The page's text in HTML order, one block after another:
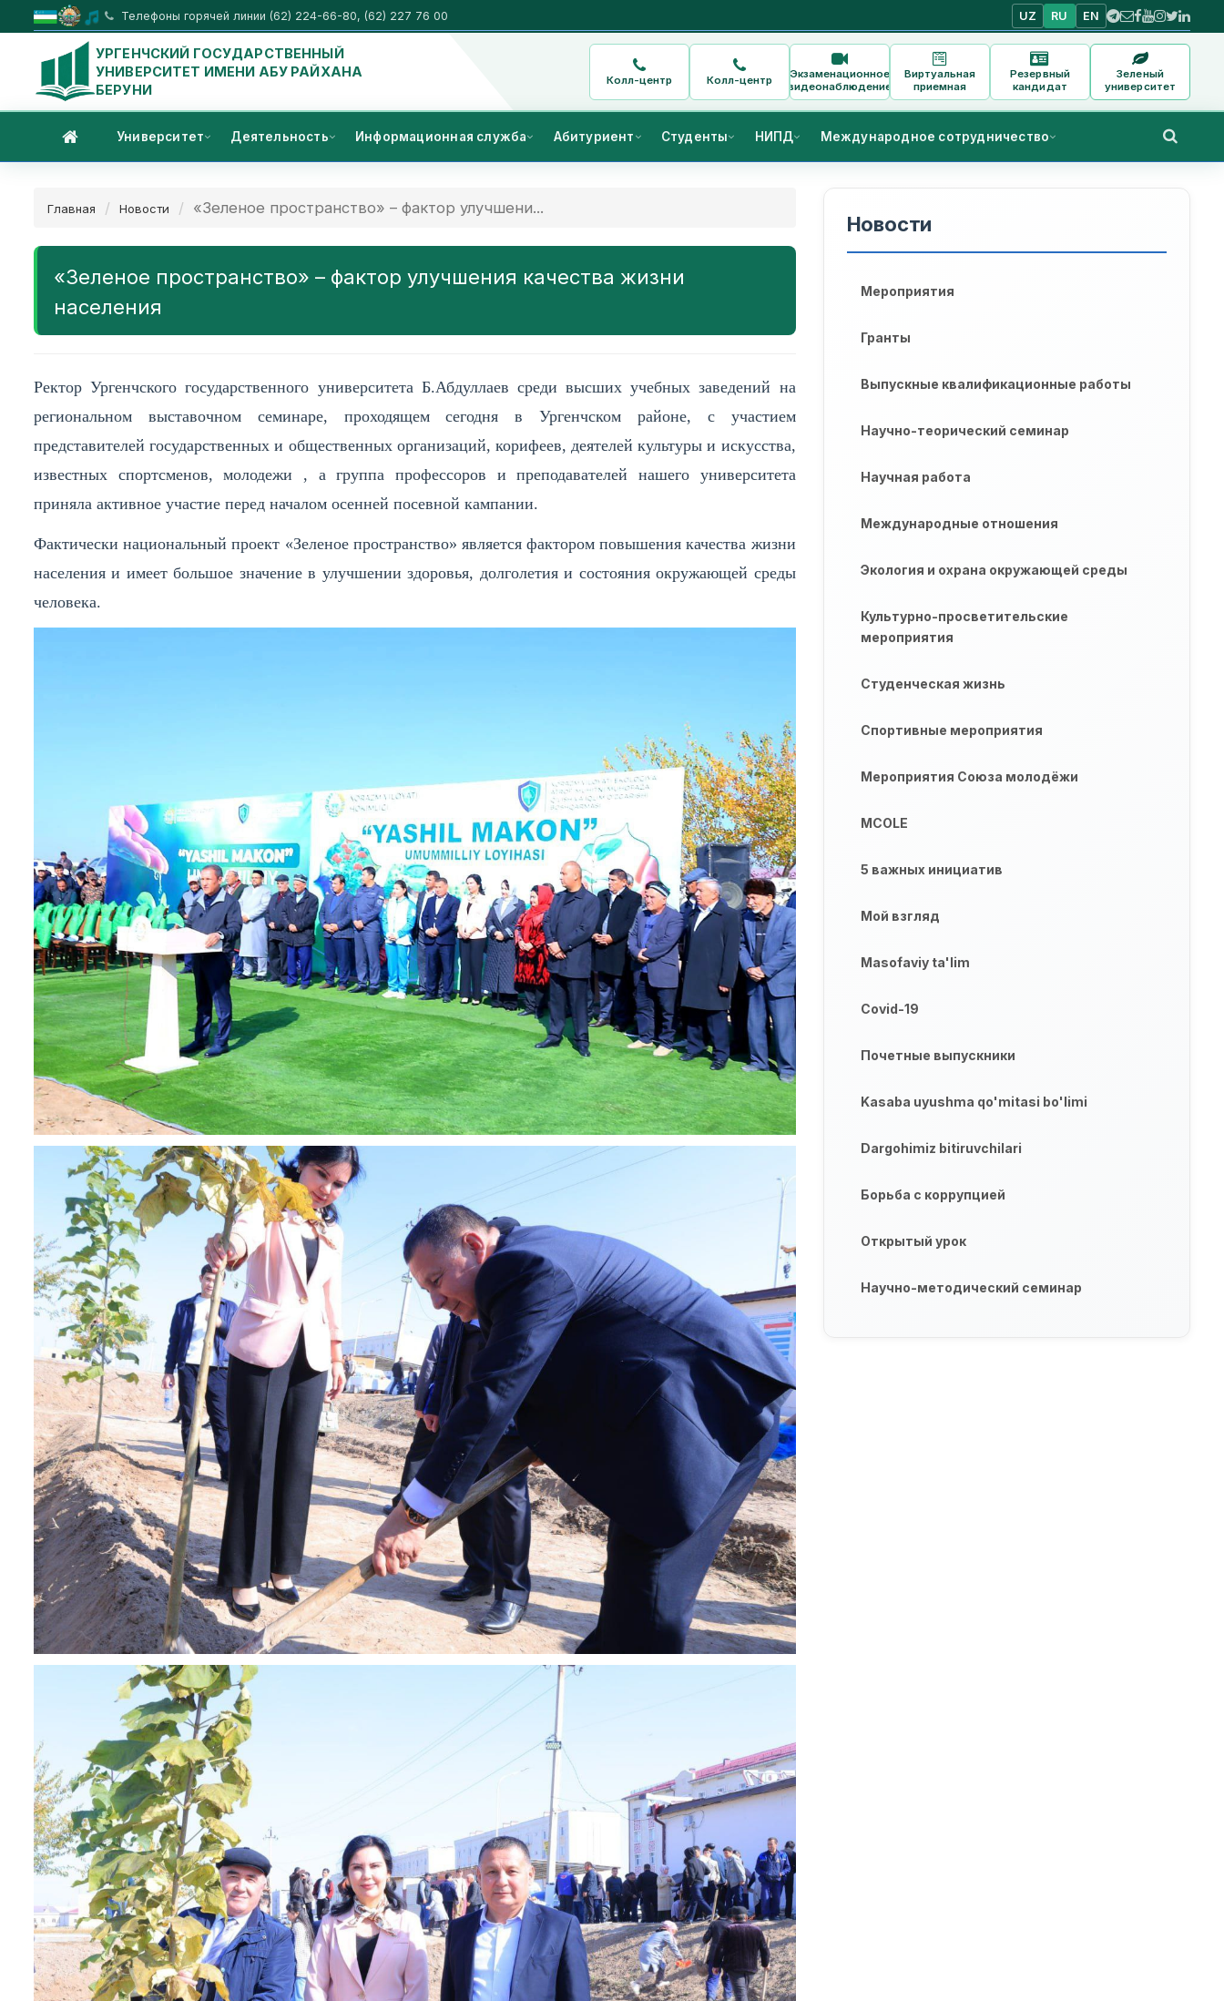
Телефоны горячей линии (62) 224-66-80, (62) 227 76 00 UZ RU EN
УРГЕНЧСКИЙ ГОСУДАРСТВЕННЫЙ
УНИВЕРСИТЕТ ИМЕНИ АБУ РАЙХАНА
БЕРУНИ
Колл-центр Колл-центр
Экзаменационное
видеонаблюдение
Виртуальная
приемная
Резервный
кандидат
Зеленый
университет
Университет Деятельность Информационная служба Абитуриент Студенты НИПД Международное сотрудничество
Главная Новости «Зеленое пространство» – фактор улучшени...
«Зеленое пространство» – фактор улучшения качества жизни
населения
Ректор Ургенчского государственного университета Б.Абдуллаев среди высших учебных заведений на
региональном выставочном семинаре, проходящем сегодня в Ургенчском районе, с участием
представителей государственных и общественных организаций, корифеев, деятелей культуры и искусства,
известных спортсменов, молодежи , а группа профессоров и преподавателей нашего университета
приняла активное участие перед началом осенней посевной кампании.
Фактически национальный проект «Зеленое пространство» является фактором повышения качества жизни
населения и имеет большое значение в улучшении здоровья, долголетия и состояния окружающей среды
человека.
Новости
Мероприятия
Гранты
Выпускные квалификационные работы
Научно-теорический семинар
Научная работа
Международные отношения
Экология и охрана окружающей среды
Культурно-просветительские
мероприятия
Студенческая жизнь
Спортивные мероприятия
Мероприятия Союза молодёжи
MCOLE
5 важных инициатив
Мой взгляд
Masofaviy ta'lim
Covid-19
Почетные выпускники
Kasaba uyushma qo'mitasi bo'limi
Dargohimiz bitiruvchilari
Борьба с коррупцией
Открытый урок
Научно-методический семинар